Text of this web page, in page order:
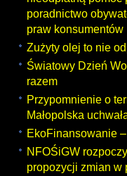
poradnictwo
praw konsumentów
Zużyty olej to nie
Światowy Dzień
razem
Przypomnienie o
Małopolska
EkoFinansowanie
NFOŚiGW
propozycji zmian w